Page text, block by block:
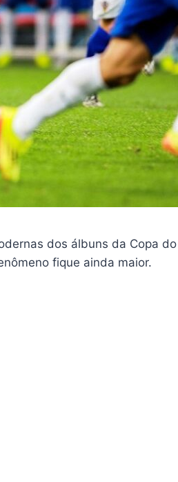
dos álbuns da Copa
fique ainda maior.